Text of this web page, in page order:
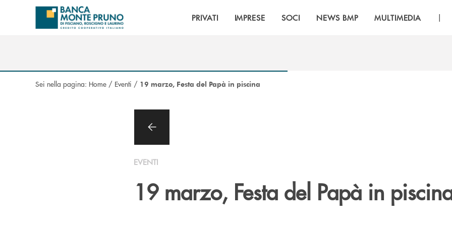
Salta al contenuto principale
PRIVATI IMPRESE SOCI NEWS BMP MULTIMEDIA |
Sei nella pagina: Home / Eventi / 19 marzo, Festa del Papà in piscina
EVENTI
19 marzo, Festa del Papà in